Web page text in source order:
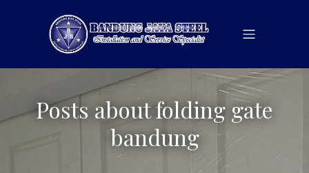
Posts about folding gate
bandung